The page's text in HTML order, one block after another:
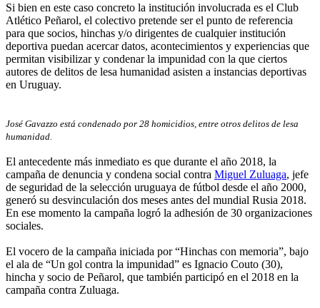
Si bien en este caso concreto la institución involucrada es el Club
Atlético Peñarol, el colectivo pretende ser el punto de referencia
para que socios, hinchas y/o dirigentes de cualquier institución
deportiva puedan acercar datos, acontecimientos y experiencias que
permitan visibilizar y condenar la impunidad con la que ciertos
autores de delitos de lesa humanidad asisten a instancias deportivas
en Uruguay.
José Gavazzo está condenado por 28 homicidios, entre otros delitos de lesa
humanidad.
El antecedente más inmediato es que durante el año 2018, la
campaña de denuncia y condena social contra Miguel Zuluaga, jefe
de seguridad de la selección uruguaya de fútbol desde el año 2000,
generó su desvinculación dos meses antes del mundial Rusia 2018.
En ese momento la campaña logró la adhesión de 30 organizaciones
sociales.
El vocero de la campaña iniciada por “Hinchas con memoria”, bajo
el ala de “Un gol contra la impunidad” es Ignacio Couto (30),
hincha y socio de Peñarol, que también participó en el 2018 en la
campaña contra Zuluaga.